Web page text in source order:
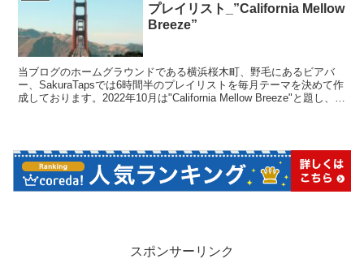
プレイリスト_”California Mellow
Breeze”
当ブログのホームグラウンドである横浜桜木町、野毛にあるビアバ
ー、SakuraTapsでは6時間半のプレイリストを毎月テーマを決めて作
成しております。2022年10月は"California Mellow Breeze"と題し、リ
スポンサーリンク